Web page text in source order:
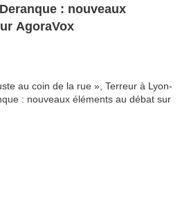
: nouveaux
AgoraVox